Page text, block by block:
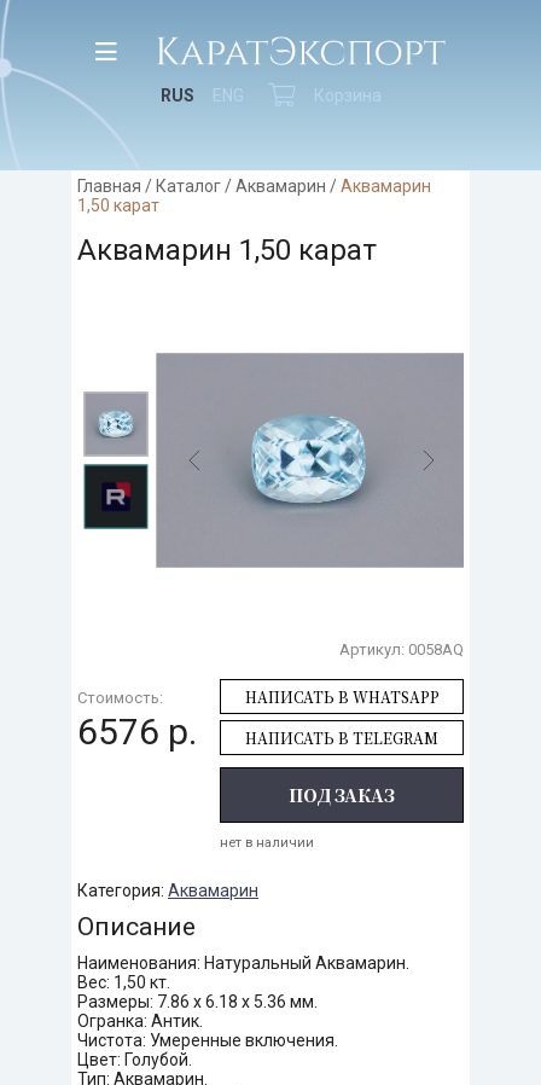
RUS ENG Корзина
Главная /Каталог/Аквамарин /Аквамарин
1,50 карат
Аквамарин 1,50 карат
Артикул: 0058AQ
Стоимость:
6576 р.
НАПИСАТЬ В WHATSAPP
НАПИСАТЬ В TELEGRAM
ПОД ЗАКАЗ
нет в наличии
Категория: Аквамарин
Описание
Наименования: Натуральный Аквамарин.
Вес: 1,50 кт.
Размеры: 7.86 х 6.18 х 5.36 мм.
Огранка: Антик.
Чистота: Умеренные включения.
Цвет: Голубой.
Тип: Аквамарин.